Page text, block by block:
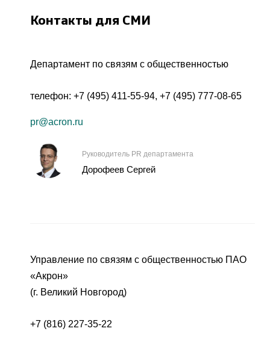
Контакты для СМИ
Департамент по связям с общественностью
телефон: +7 (495) 411-55-94, +7 (495) 777-08-65
pr@acron.ru
Руководитель PR департамента
Дорофеев Сергей
Управление по связям с общественностью ПАО
«Акрон»
(г. Великий Новгород)
+7 (816) 227-35-22